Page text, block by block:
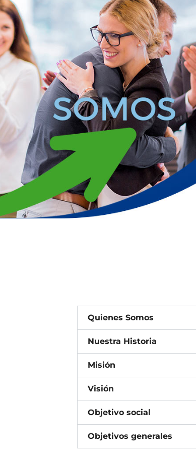
Quienes Somos
Nuestra Historia
Misión
Visión
Objetivo social
Objetivos generales